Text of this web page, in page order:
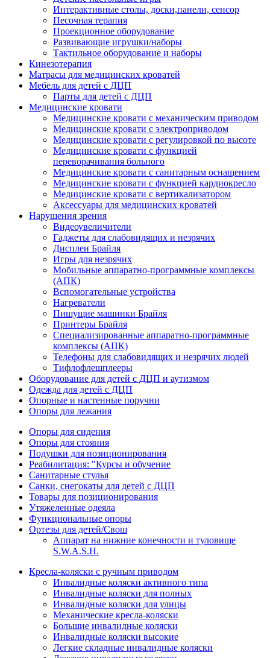
Интерактивные столы, доски,панели, сенсор
Песочная терапия
Проекционное оборудование
Развивающие игрушки/наборы
Тактильное оборудование и наборы
Кинезотерапия
Матрасы для медицинских кроватей
Мебель для детей с ДЦП
Парты для детей с ДЦП
Медицинские кровати
Медицинские кровати с механическим приводом
Медицинские кровати с электроприводом
Медицинские кровати с регулировкой по высоте
Медицинские кровати с функцией
переворачивания больного
Медицинские кровати с санитарным оснащением
Медицинские кровати с функцией кардиокресло
Медицинские кровати с вертикализатором
Аксессуары для медицинских кроватей
Нарушения зрения
Видеоувеличители
Гаджеты для слабовидящих и незрячих
Дисплеи Брайля
Игры для незрячих
Мобильные аппаратно-программные комплексы
(АПК)
Вспомогательные устройства
Нагреватели
Пишущие машинки Брайля
Принтеры Брайля
Специализированные аппаратно-программные
комплексы (АПК)
Телефоны для слабовидящих и незрячих людей
Тифлофлешплееры
Оборудование для детей с ДЦП и аутизмом
Одежда для детей с ДЦП
Опорные и настенные поручни
Опоры для лежания
Опоры для сидения
Опоры для стояния
Подушки для позиционирования
Реабилитация: "Курсы и обучение
Санитарные стулья
Санки, снегокаты для детей с ДЦП
Товары для позиционирования
Утяжеленные одеяла
Функциональные опоры
Ортезы для детей/Свош
Аппарат на нижние конечности и туловище
S.W.A.S.H.
Кресла-коляски с ручным приводом
Инвалидные коляски активного типа
Инвалидные коляски для полных
Инвалидные коляски для улицы
Механические кресла-коляски
Большие инвалидные коляски
Инвалидные коляски высокие
Легкие складные инвалидные коляски